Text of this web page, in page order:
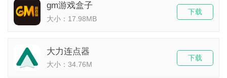
gm游戏盒子
大小：17.98MB
下载
大力连点器
大小：34.76M
下载